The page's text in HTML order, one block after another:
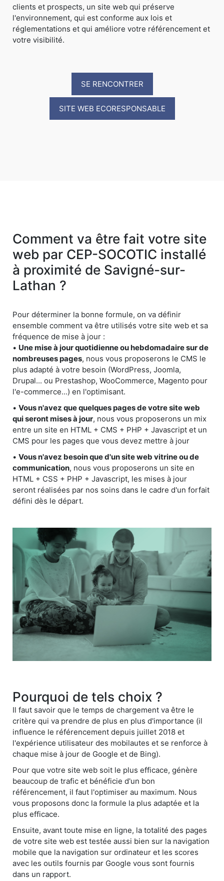
clients et prospects, un site web qui préserve
l'environnement, qui est conforme aux lois et
réglementations et qui améliore votre référencement et
votre visibilité.
SE RENCONTRER
SITE WEB ECORESPONSABLE
Comment va être fait votre site
web par CEP-SOCOTIC installé
à proximité de Savigné-sur-
Lathan ?
Pour déterminer la bonne formule, on va définir
ensemble comment va être utilisés votre site web et sa
fréquence de mise à jour :
• Une mise à jour quotidienne ou hebdomadaire sur de
nombreuses pages, nous vous proposerons le CMS le
plus adapté à votre besoin (WordPress, Joomla,
Drupal... ou Prestashop, WooCommerce, Magento pour
l'e-commerce...) en l'optimisant.
• Vous n'avez que quelques pages de votre site web
qui seront mises à jour, nous vous proposerons un mix
entre un site en HTML + CMS + PHP + Javascript et un
CMS pour les pages que vous devez mettre à jour
• Vous n'avez besoin que d'un site web vitrine ou de
communication, nous vous proposerons un site en
HTML + CSS + PHP + Javascript, les mises à jour
seront réalisées par nos soins dans le cadre d'un forfait
défini dès le départ.
Pourquoi de tels choix ?
Il faut savoir que le temps de chargement va être le
critère qui va prendre de plus en plus d'importance (il
influence le référencement depuis juillet 2018 et
l'expérience utilisateur des mobilautes et se renforce à
chaque mise à jour de Google et de Bing).
Pour que votre site web soit le plus efficace, génère
beaucoup de trafic et bénéficie d'un bon
référencement, il faut l'optimiser au maximum. Nous
vous proposons donc la formule la plus adaptée et la
plus efficace.
Ensuite, avant toute mise en ligne, la totalité des pages
de votre site web est testée aussi bien sur la navigation
mobile que la navigation sur ordinateur et les scores
avec les outils fournis par Google vous sont fournis
dans un rapport.